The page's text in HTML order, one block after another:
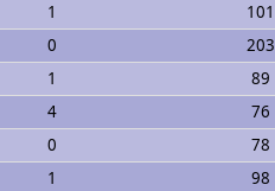
1 101
0 203
1 89
4 76
0 78
1 98